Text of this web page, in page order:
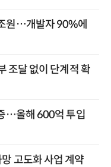
원…개발자 90%에
조달 없이 단계적 확
…올해 600억 투입
고도화 사업 계약